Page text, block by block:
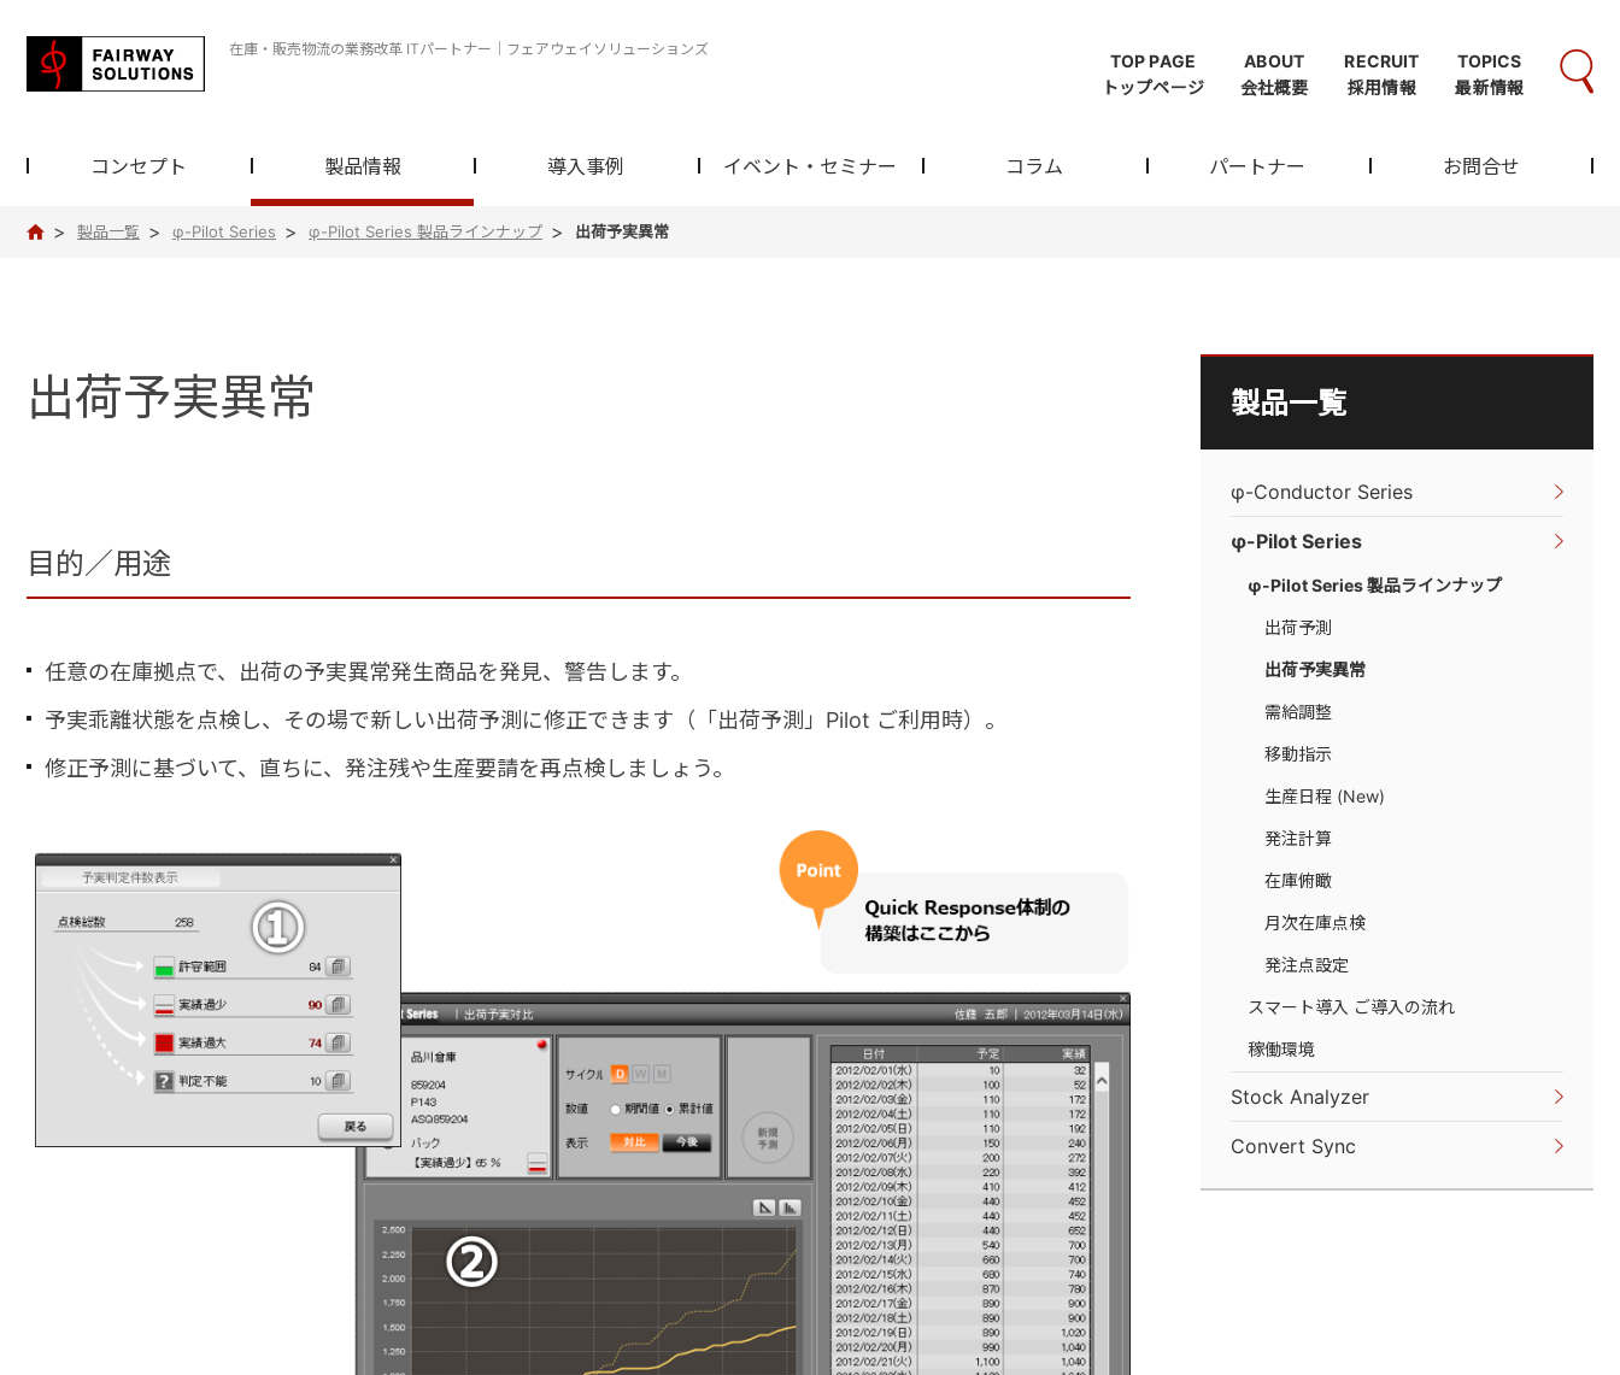
在庫・販売物流の業務改革 ITパートナー｜フェアウェイソリューションズ
TOP PAGE
トップページ
ABOUT
会社概要
RECRUIT
採用情報
TOPICS
最新情報
コンセプト 製品情報 導入事例 イベント・セミナー コラム パートナー お問合せ
フ
イ
ソ
ン
ズ
製品一覧 φ-Pilot Series φ-Pilot Series 製品ラインナップ 出荷予実異常
出荷予実異常
目的／用途
任意の在庫拠点で、出荷の予実異常発生商品を発見、警告します。
予実乖離状態を点検し、その場で新しい出荷予測に修正できます（「出荷予測」Pilot ご利用時）。
修正予測に基づいて、直ちに、発注残や生産要請を再点検しましょう。
製品一覧
φ-Conductor Series
φ-Pilot Series
φ-Pilot Series 製品ラインナップ
出荷予測
出荷予実異常
需給調整
移動指示
生産日程 (New)
発注計算
在庫俯瞰
月次在庫点検
発注点設定
スマート導入 ご導入の流れ
稼働環境
Stock Analyzer
Convert Sync